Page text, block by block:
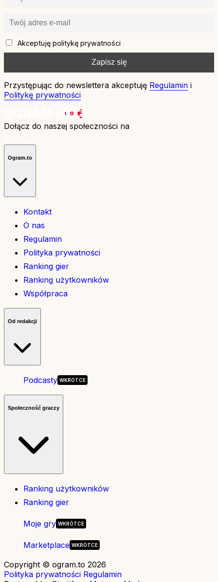
Akceptuję politykę prywatności
Przystępując do newslettera akceptuję Regulamin i
Politykę prywatności
Dołącz do naszej społeczności na
Ogram.to
Kontakt
O nas
Regulamin
Polityka prywatności
Ranking gier
Ranking użytkowników
Współpraca
Od redakcji
Podcasty
Społeczność graczy
Ranking użytkowników
Ranking gier
Moje gry
Marketplace
Copyright © ogram.to 2026
Polityka prywatności Regulamin